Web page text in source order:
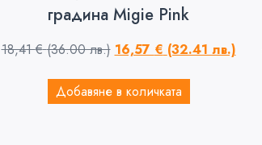
градина Migie Pink
18,41€ (36.00 лв.) 16,57 € (32.41 лв.)
Добавяне в количката